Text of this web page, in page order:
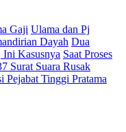
Gaji Ulama dan Pj
Dayah Dua
Kasusnya Saat Proses
Surat Suara Rusak
Pejabat Tinggi Pratama